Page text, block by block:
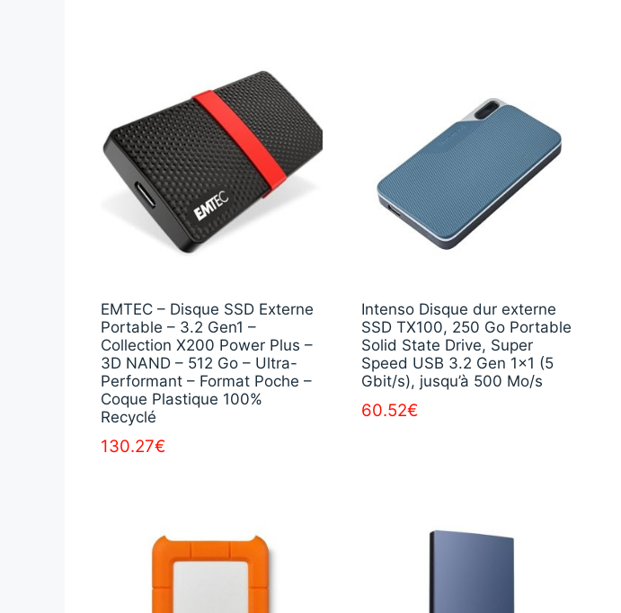
EMTEC – Disque SSD Externe
Portable – 3.2 Gen1 –
Collection X200 Power Plus –
3D NAND – 512 Go – Ultra-
Performant – Format Poche –
Coque Plastique 100%
Recyclé
130.27€
Intenso Disque dur externe
SSD TX100, 250 Go Portable
Solid State Drive, Super
Speed USB 3.2 Gen 1×1 (5
Gbit/s), jusqu’à 500 Mo/s
60.52€